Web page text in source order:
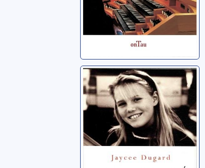
On m'a volé ma
vie
Dugard, Jaycee Lee